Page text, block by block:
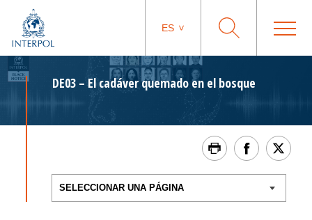
ES
DE03 – El cadáver quemado en el bosque